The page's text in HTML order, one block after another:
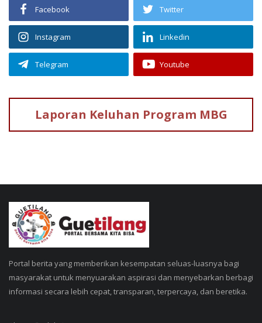
Facebook Twitter
Instagram Linkedin
Telegram Youtube
Laporan Keluhan Program MBG
Portal berita yang memberikan kesempatan seluas-luasnya bagi
masyarakat untuk menyuarakan aspirasi dan menyebarkan berbagi
informasi secara lebih cepat, transparan, terpercaya, dan beretika.